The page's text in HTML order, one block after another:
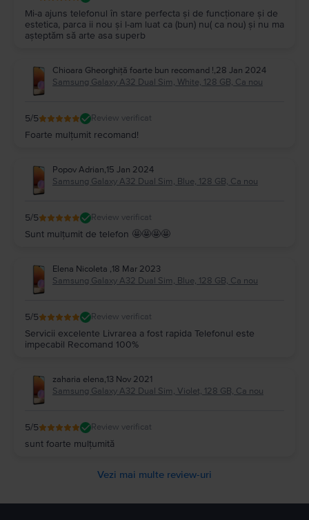
Mi-a ajuns telefonul în stare perfecta și de funcționare și de
estetica, parca ii nou și l-am luat ca (bun) nu( ca nou) și nu ma
așteptăm să arte asa superb
Chioara Gheorghiță foarte bun recomand !,28 Jan 2024
Samsung Galaxy A32 Dual Sim, White, 128 GB, Ca nou
5/5 Review verificat
Foarte mulțumit recomand!
Popov Adrian,15 Jan 2024
Samsung Galaxy A32 Dual Sim, Blue, 128 GB, Ca nou
5/5 Review verificat
Sunt mulțumit de telefon 🤩🤩🤩🤩
Elena Nicoleta ,18 Mar 2023
Samsung Galaxy A32 Dual Sim, Blue, 128 GB, Ca nou
5/5 Review verificat
Servicii excelente Livrarea a fost rapida Telefonul este
impecabil Recomand 100%
zaharia elena,13 Nov 2021
Samsung Galaxy A32 Dual Sim, Violet, 128 GB, Ca nou
5/5 Review verificat
sunt foarte mulțumită
Vezi mai multe review-uri